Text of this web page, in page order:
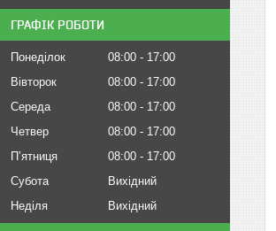
ГРАФІК РОБОТИ
Понеділок 08:00
17:00
Вівторок
08:00
17:00
Середа
08:00
17:00
Четвер
08:00
17:00
Пʼятниця
08:00
17:00
Субота
Вихідний
Неділя
Вихідний